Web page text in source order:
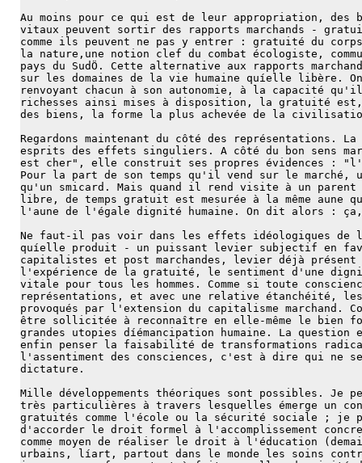
Au moins pour ce qui est de leur appropriation, des
vitaux peuvent sortir des rapports marchands -
comme ils peuvent ne pas y entrer : gratuité du
la nature,une notion clef du combat écologiste,
pays du SudÖ. Cette alternative aux rapports
sur les domaines de la vie humaine quíelle libère.
renvoyant chacun à son autonomie, à la capacité
richesses ainsi mises à disposition, la gratuité
des biens, la forme la plus achevée de la
Regardons maintenant du côté des représentations.
esprits des effets singuliers. A côté du bon sens
est cher", elle construit ses propres évidences :
Pour la part de son temps qu'il vend sur le marché,
qu'un smicard. Mais quand il rend visite à un parent
libre, de temps gratuit est mesurée à la même aune
l'aune de l'égale dignité humaine. On dit alors :
Ne faut-il pas voir dans les effets idéologiques de
quíelle produit - un puissant levier subjectif en
capitalistes et post marchandes, levier déjà
l'expérience de la gratuité, le sentiment d'une
vitale pour tous les hommes. Comme si toute
représentations, et avec une relative étanchéité,
provoqués par l'extension du capitalisme marchand.
être sollicitée à reconnaître en elle-même le bien
grandes utopies díémancipation humaine. La
enfin penser la faisabilité de transformations
l'assentiment des consciences, c'est à dire qui ne
dictature.
Mille développements théoriques sont possibles. Je
très particulières à travers lesquelles émerge un
gratuités comme l'école ou la sécurité sociale ; je
d'accorder le droit formel à l'accomplissement
comme moyen de réaliser le droit à l'éducation
urbains, líart, partout dans le monde les soins